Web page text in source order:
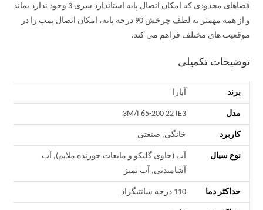
فضاهای محدودی که امکان اتصال پایه استاندارد سری 3 وجود ندارد بماند
و از همه مهمتر به لطف چرخش 90 درجه پایه، امکان اتصال پمپ را در
موقعیت های مختلف فراهم می کند.
توضیحات تکمیلی
برند آبارا
مدل 3M/I 65-200 22 IE3
کاربرد خانگی, صنعتی
نوع سیال
آب (حاوی گلیکو و مایعات خورنده ملایم), آب
آشامیدنی, آب تمیز
حداکثر دما 110 درجه سانتیگراد